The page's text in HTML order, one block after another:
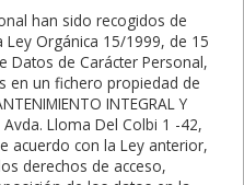
han sido recogidos de
Orgánica 15/1999, de 15
Datos de Carácter Personal,
en un fichero propiedad de
INTEGRAL Y
Avda. Lloma Del Colbi 1 -42,
acuerdo con la Ley anterior,
derechos de acceso,